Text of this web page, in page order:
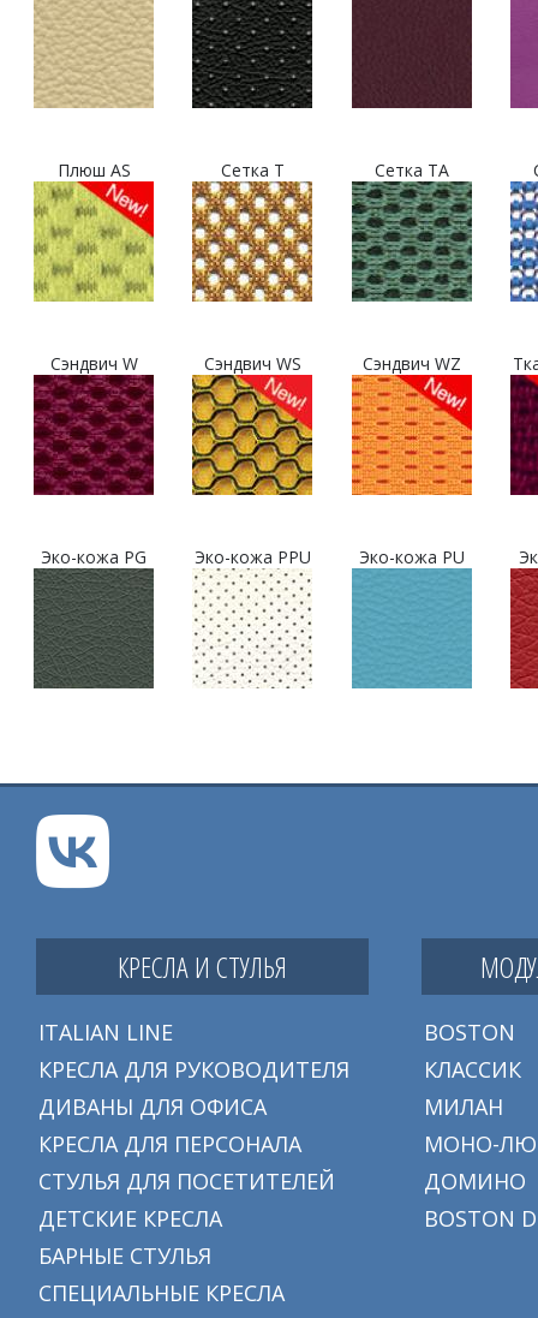
Плюш AS Сетка T Сетка TA
Сэндвич W Сэндвич WS Сэндвич WZ
Эко-кожа PG Эко-кожа PPU Эко-кожа PU
КРЕСЛА И СТУЛЬЯ
ITALIAN LINE
КРЕСЛА ДЛЯ РУКОВОДИТЕЛЯ
ДИВАНЫ ДЛЯ ОФИСА
КРЕСЛА ДЛЯ ПЕРСОНАЛА
СТУЛЬЯ ДЛЯ ПОСЕТИТЕЛЕЙ
ДЕТСКИЕ КРЕСЛА
БАРНЫЕ СТУЛЬЯ
СПЕЦИАЛЬНЫЕ КРЕСЛА
BOSTON
КЛАССИК
МИЛАН
МОНО-
ДОМИНО
BOSTON